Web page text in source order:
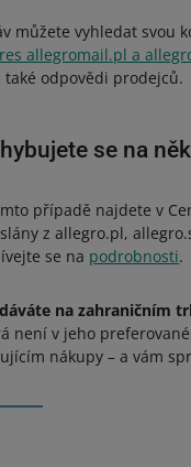
můžete vyhledat svou
allegromail.pl a
také odpovědi prodejců.
se na
případě najdete v
z allegro.pl,
se na podrobnosti.
na zahraničním
není v jeho
nákupy – a vám